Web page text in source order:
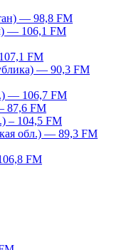
— 98,8 FM
— 106,1 FM
FM
— 90,3 FM
— 106,7 FM
87,6 FM
– 104,5 FM
обл.) — 89,3 FM
FM